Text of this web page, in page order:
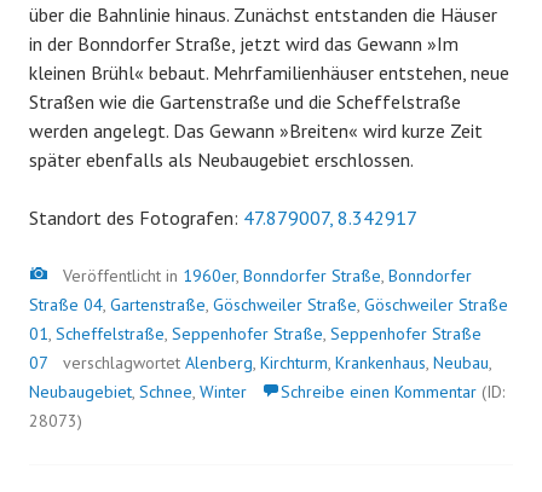
über die Bahnlinie hinaus. Zunächst entstanden die Häuser
in der Bonndorfer Straße, jetzt wird das Gewann »Im
kleinen Brühl« bebaut. Mehrfamilienhäuser entstehen, neue
Straßen wie die Gartenstraße und die Scheffelstraße
werden angelegt. Das Gewann »Breiten« wird kurze Zeit
später ebenfalls als Neubaugebiet erschlossen.
Standort des Fotografen: 47.879007, 8.342917
Bild
Veröffentlicht in 1960er, Bonndorfer Straße Bonndorfer
Straße 04 Gartenstraße Göschweiler Straße Göschweiler Straße
01 Scheffelstraße Seppenhofer Straße Seppenhofer Straße
07
verschlagwortet Alenberg Kirchturm Krankenhaus Neubau
Neubaugebiet Schnee Winter Schreibe einen Kommentar (ID:
28073)